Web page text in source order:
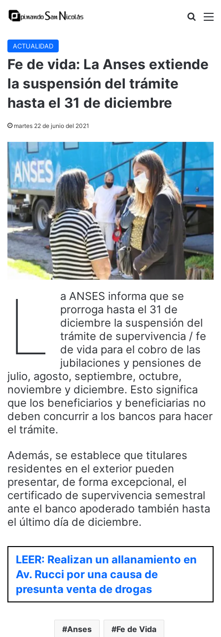
Buscar
ACTUALIDAD
Fe de vida: La Anses extiende
la suspensión del trámite
hasta el 31 de diciembre
martes 22 de junio del 2021
L
a ANSES informa que se
prorroga hasta el 31 de
diciembre la suspensión del
trámite de supervivencia / fe
de vida para el cobro de las
jubilaciones y pensiones de
julio, agosto, septiembre, octubre,
noviembre y diciembre. Esto significa
que los beneficiarios y beneficiarias no
deben concurrir a los bancos para hacer
el trámite.
Además, se establece que titulares
residentes en el exterior pueden
presentar, de forma excepcional, el
certificado de supervivencia semestral
ante el banco apoderado también hasta
el último día de diciembre.
LEER: Realizan un allanamiento en
Av. Rucci por una causa de
presunta venta de drogas
Anses Fe de Vida